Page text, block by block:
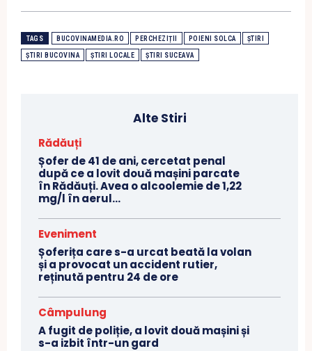
TAGS BUCOVINAMEDIA.RO PERCHEZIȚII POIENI SOLCA ȘTIRI
ȘTIRI BUCOVINA ȘTIRI LOCALE ȘTIRI SUCEAVA
Alte Stiri
Rădăuți
Șofer de 41 de ani, cercetat penal
după ce a lovit două mașini parcate
în Rădăuți. Avea o alcoolemie de 1,22
mg/l în aerul...
Eveniment
Șoferița care s-a urcat beată la volan
și a provocat un accident rutier,
reținută pentru 24 de ore
Câmpulung
A fugit de poliție, a lovit două mașini și
s-a izbit într-un gard